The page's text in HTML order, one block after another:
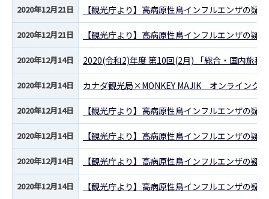
2020年12月21日 【観光庁より】高病原性鳥インフルエンザの疑
2020年12月21日 【観光庁より】高病原性鳥インフルエンザの疑
2020年12月14日 2020(令和2)年度 第10回(2月) 「総合・国内旅程
2020年12月14日 カナダ観光局×MONKEY MAJIK オンラインク
2020年12月14日 【観光庁より】高病原性鳥インフルエンザの疑
2020年12月14日 【観光庁より】高病原性鳥インフルエンザの疑
2020年12月14日 【観光庁より】高病原性鳥インフルエンザの疑
2020年12月14日 【観光庁より】高病原性鳥インフルエンザの疑